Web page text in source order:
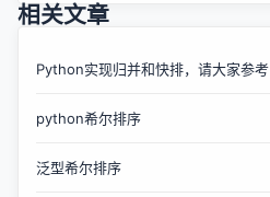
相关文章
Python实现归并和快排，请大家参考
python希尔排序
泛型希尔排序